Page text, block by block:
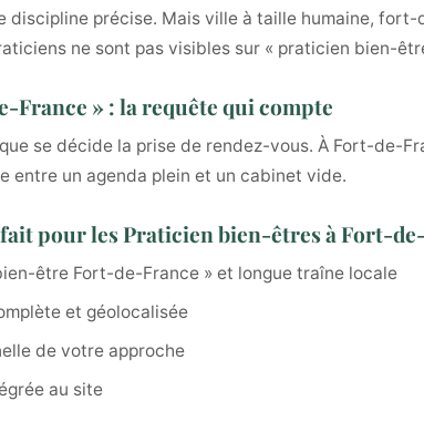
discipline précise. Mais ville à taille humaine,
ne sont pas visibles sur « praticien bien-
» : la requête qui compte
se décide la prise de rendez-vous. À Fort-de-
un agenda plein et un cabinet vide.
pour les Praticien bien-êtres à Fort-
être Fort-de-France » et longue traîne locale
et géolocalisée
de votre approche
au site